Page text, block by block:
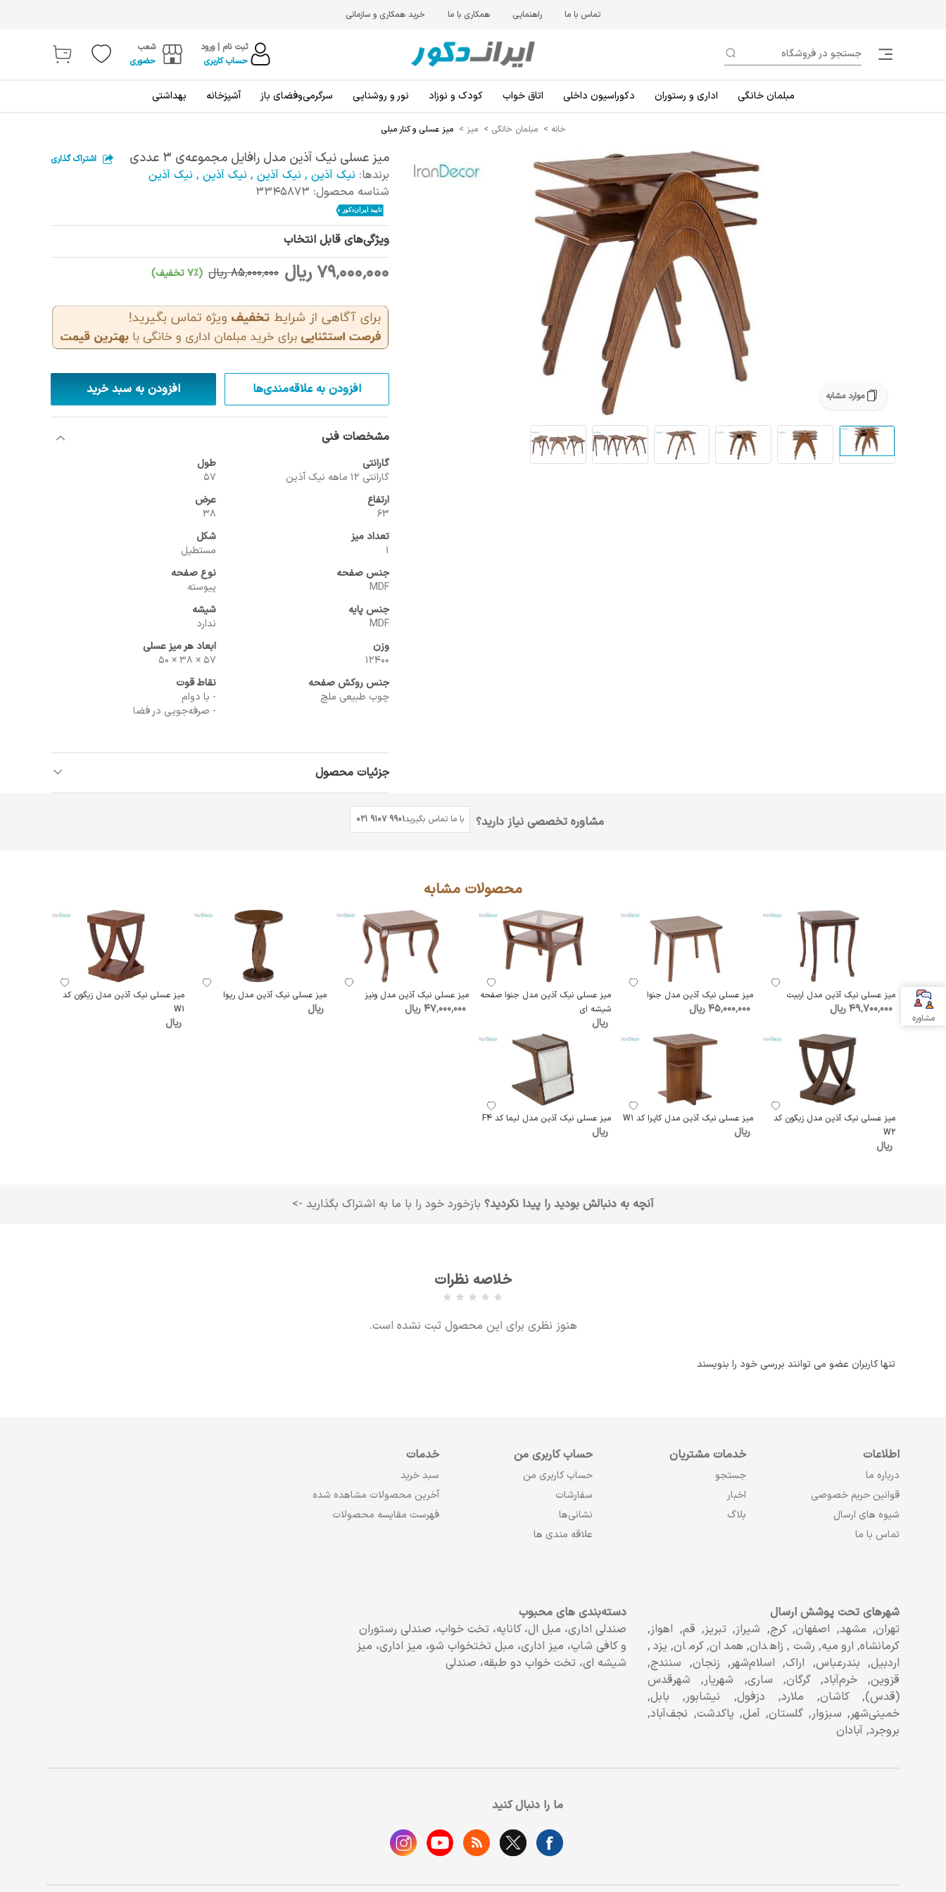
تماس با ما راهنمایی همکاری با ما خرید همکاری و سازمانی
ثبت نام | ورود
حساب کاربری
شعب
حضوری
مبلمان خانگی اداری و رستوران دکوراسیون داخلی اتاق خواب کودک و نوزاد نور و روشنایی سرگرمی‌و‌فضای باز آشپزخانه بهداشتی
خانه > مبلمان خانگی > میز > میز عسلی و کنار مبلی
موارد مشابه
میز عسلی نیک آذین مدل رافایل مجموعه‌ی 3 عددی اشتراک گذاری
برندها: نیک آذین , نیک آذین , نیک آذین , نیک آذین
شناسه محصول: 3345873
ویژگی‌های قابل انتخاب
79٬000٬000 ریال 85٬000٬000 ریال (7٪ تخفیف)
افزودن به علاقه‌مندی‌ها افزودن به سبد خرید
مشخصات فنی
گارانتی
گارانتی 12 ماهه نیک آذین
طول
57
ارتفاع
63
عرض
38
تعداد میز
1
شکل
مستطیل
جنس صفحه
MDF
نوع صفحه
پیوسته
جنس پایه
MDF
شیشه
ندارد
وزن
12400
ابعاد هر میز عسلی
57 × 38 × 50
جنس روکش صفحه
چوب طبیعی ملچ
نقاط قوت
- با دوام
- صرفه‌جویی در فضا
جزئیات محصول
مشاوره تخصصی نیاز دارید؟ با ما تماس بگیرید021 9107 9901
محصولات مشابه
میز عسلی نیک آذین مدل اربیت
49٬700٬000 ریال
میز عسلی نیک آذین مدل جنوا
45٬000٬000 ریال
میز عسلی نیک آذین مدل جنوا صفحه
شیشه ای
ریال
میز عسلی نیک آذین مدل ونیز
47٬000٬000 ریال
میز عسلی نیک آذین مدل ریوا
ریال
میز عسلی نیک آذین مدل زیگون کد
W1
ریال
میز عسلی نیک آذین مدل زیگون کد
W2
ریال
میز عسلی نیک آذین مدل کاپرا کد W1
ریال
میز عسلی نیک آذین مدل لیما کد F4
ریال
آنچه به دنبالش بودید را پیدا نکردید؟ بازخورد خود را با ما به اشتراک بگذارید ->
خلاصه نظرات
هنوز نظری برای این محصول ثبت نشده است.
تنها کاربران عضو می توانند بررسی خود را بنویسند
اطلاعات
درباره ما
قوانین حریم خصوصی
شیوه های ارسال
تماس با ما
خدمات مشتریان
جستجو
اخبار
بلاگ
حساب کاربری من
حساب کاربری من
سفارشات
نشانی‌ها
علاقه مندی ها
خدمات
سبد خرید
آخرین محصولات مشاهده شده
فهرست مقایسه محصولات
شهرهای تحت پوشش ارسال
تهران, مشهد, اصفهان, کرج, شیراز, تبریز, قم, اهواز,
کرمانشاه, ارومیه, رشت, زاهدان, همدان, کرمان, یزد,
اردبیل, بندرعباس, اراک, اسلام‌شهر, زنجان, سنندج,
قزوین, خرم‌آباد, گرگان, ساری, شهریار, شهرقدس
(قدس), کاشان, ملارد, دزفول, نیشابور, بابل,
خمینی‌شهر, سبزوار, گلستان, آمل, پاکدشت, نجف‌آباد,
بروجرد, آبادان
دسته‌بندی های محبوب
صندلی اداری، مبل ال، کاناپه، تخت خواب، صندلی رستوران
و کافی شاپ، میز اداری، مبل تختخواب شو، میز اداری، میز
شیشه ای، تخت خواب دو طبقه، صندلی
ما را دنبال کنید
مشاوره